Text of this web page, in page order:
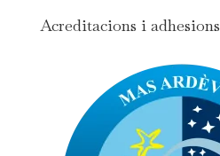
Acreditacions i adhesions